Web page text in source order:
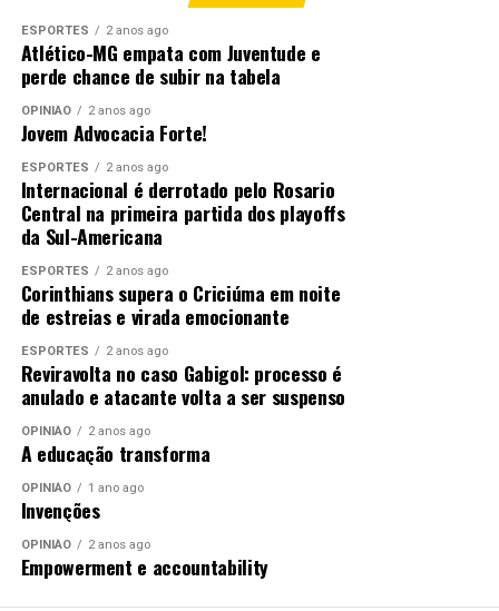
ESPORTES 2 anos ago
Atlético-MG empata com Juventude e
perde chance de subir na tabela
OPINIÃO 2 anos ago
Jovem Advocacia Forte!
ESPORTES 2 anos ago
Internacional é derrotado pelo Rosario
Central na primeira partida dos playoffs
da Sul-Americana
ESPORTES 2 anos ago
Corinthians supera o Criciúma em noite
de estreias e virada emocionante
ESPORTES 2 anos ago
Reviravolta no caso Gabigol: processo é
anulado e atacante volta a ser suspenso
OPINIÃO 2 anos ago
A educação transforma
OPINIÃO 1 ano ago
Invenções
OPINIÃO 2 anos ago
Empowerment e accountability